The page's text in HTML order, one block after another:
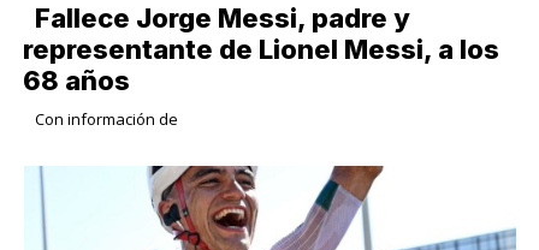
Fallece Jorge Messi, padre y
representante de Lionel Messi, a los
68 años
Con información de